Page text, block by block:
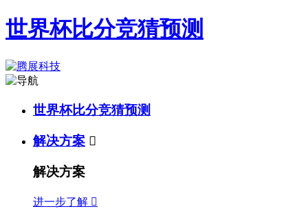
世界杯比分竞猜预测
世界杯比分竞猜预测
解决方案 
解决方案
进一步了解 